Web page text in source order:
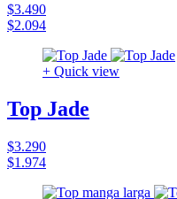
$3.490
$2.094
+ Quick view
Top Jade
$3.290
$1.974